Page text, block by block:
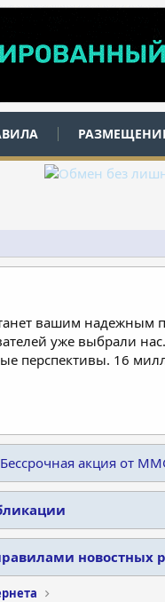
вашим
уже выбрали
перспективы. 16
Бессрочная акция от
новостных